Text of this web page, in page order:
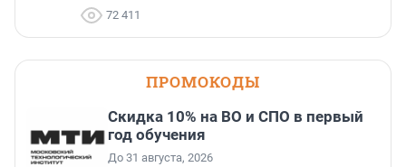
72 411
ПРОМОКОДЫ
Скидка 10% на ВО и СПО в первый
год обучения
До 31 августа, 2026